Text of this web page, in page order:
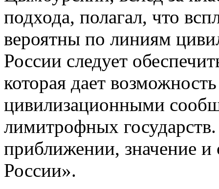
подхода, полагал, что
вероятны по линиям
России следует
которая дает
цивилизационными
лимитрофных
приближении, значение
России».